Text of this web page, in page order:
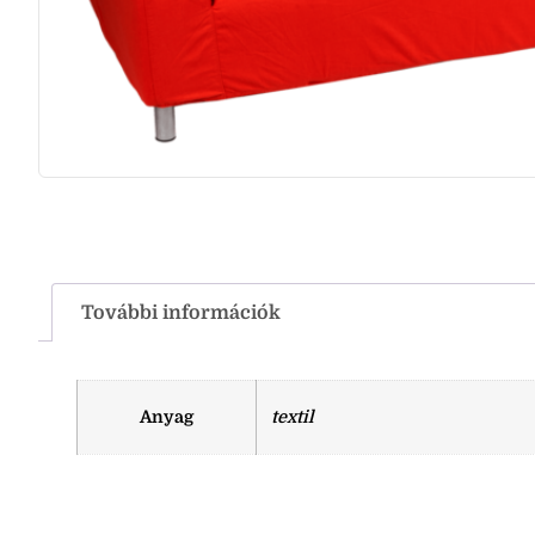
További információk
Anyag textil